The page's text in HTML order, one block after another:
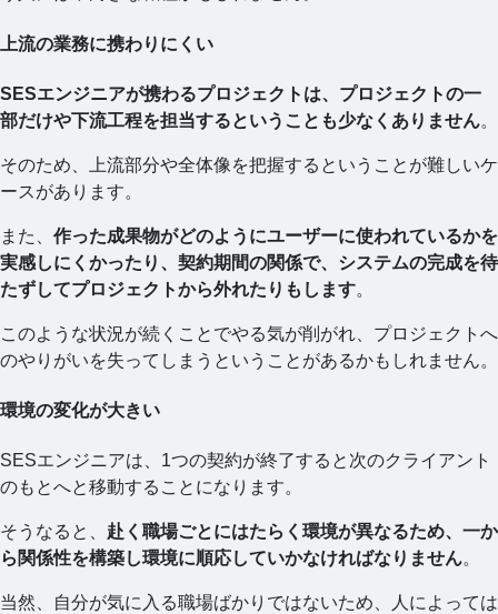
上流の業務に携わりにくい
SESエンジニアが携わるプロジェクトは、プロジェクトの一
部だけや下流工程を担当するということも少なくありません。
そのため、上流部分や全体像を把握するということが難しいケ
ースがあります。
また、 作った成果物がどのようにユーザーに使われているかを
実感しにくかったり、契約期間の関係で、システムの完成を待
たずしてプロジェクトから外れたりもします。
このような状況が続くことでやる気が削がれ、プロジェクトへ
のやりがいを失ってしまうということがあるかもしれません。
環境の変化が大きい
SESエンジニアは、1つの契約が終了すると次のクライアント
のもとへと移動することになります。
そうなると、 赴く職場ごとにはたらく環境が異なるため、一か
ら関係性を構築し環境に順応していかなければなりません。
当然、自分が気に入る職場ばかりではないため、人によっては